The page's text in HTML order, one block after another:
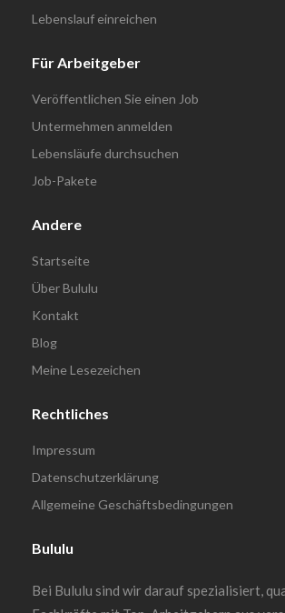
Lebenslauf einreichen
Für Arbeitgeber
Veröffentlichen Sie einen Job
Untermehmen anmelden
Lebensläufe durchsuchen
Job-Pakete
Andere
Startseite
Über Bululu
Kontakt
Blog
Meine Lesezeichen
Rechtliches
Impressum
Datenschutzerklärung
Allgemeine Geschäftsbedingungen
Bululu
Bei Bululu sind wir darauf spezialisiert,